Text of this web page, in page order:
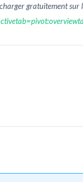
gratuitement sur